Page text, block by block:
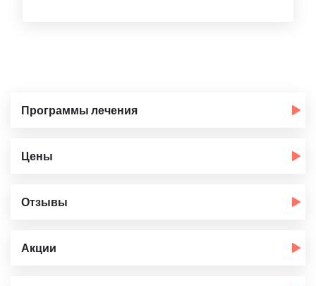
Программы лечения
Цены
Отзывы
Акции